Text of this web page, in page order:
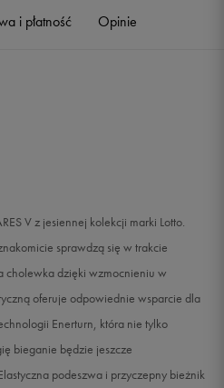
Powiadom o dostępności
Powiadom o dostępności
Powiadom o dostępności
i płatność Opinie
V z jesiennej kolekcji marki Lotto.
sprawdzą się w trakcie
cholewka dzięki wzmocnieniu w
oferuje odpowiednie wsparcie dla
Enerturn, która nie tylko
bieganie będzie jeszcze
podeszwa i przyczepny bieżnik